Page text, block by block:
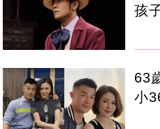
孩
63
小